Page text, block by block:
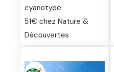
cyanotype
51€ chez Nature &
Découvertes